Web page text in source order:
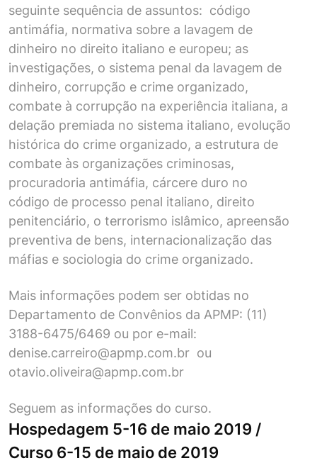
seguinte sequência de assuntos: código
antimáfia, normativa sobre a lavagem de
dinheiro no direito italiano e europeu; as
investigações, o sistema penal da lavagem de
dinheiro, corrupção e crime organizado,
combate à corrupção na experiência italiana, a
delação premiada no sistema italiano, evolução
histórica do crime organizado, a estrutura de
combate às organizações criminosas,
procuradoria antimáfia, cárcere duro no
código de processo penal italiano, direito
penitenciário, o terrorismo islâmico, apreensão
preventiva de bens, internacionalização das
máfias e sociologia do crime organizado.
Mais informações podem ser obtidas no
Departamento de Convênios da APMP: (11)
3188-6475/6469 ou por e-mail:
denise.carreiro@apmp.com.br ou
otavio.oliveira@apmp.com.br
Seguem as informações do curso.
Hospedagem 5-16 de maio 2019 /
Curso 6-15 de maio de 2019